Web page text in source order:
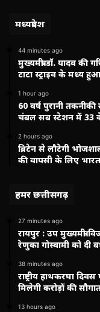
मध्यप्रदेश
44 minutes ago
मुख्यमंत्री डॉ. यादव की
टाटा स्ट्राइव के मध्य
1 hour ago
60 वर्ष पुरानी
चंबल सब स्टेशन में 33
2 hours ago
ब्रिटेन से लौटेगी
की वापसी के लिए
हमर छत्तीसगढ़
27 minutes ago
रायपुर : उप मुख्यमंत्री
रेणुका गोस्वामी को दी
38 minutes ago
राष्ट्रीय हाथकरघा
मिलेगी करोड़ों की
13 hours ago